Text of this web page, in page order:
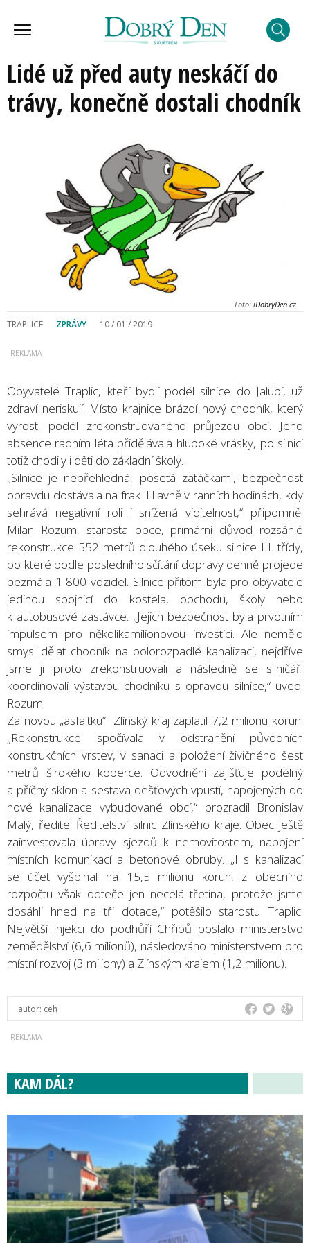
Lidé už před auty neskáčí do
trávy, konečně dostali chodník
Foto: iDobryDen.cz
TRAPLICE ZPRÁVY 10 / 01 / 2019
Obyvatelé Traplic, kteří bydlí podél silnice do Jalubí, už
zdraví neriskují! Místo krajnice brázdí nový chodník, který
vyrostl podél zrekonstruovaného průjezdu obcí. Jeho
absence radním léta přidělávala hluboké vrásky, po silnici
totiž chodily i děti do základní školy…
„Silnice je nepřehledná, posetá zatáčkami, bezpečnost
opravdu dostávala na frak. Hlavně v ranních hodinách, kdy
sehrává negativní roli i snížená viditelnost,“ připomněl
Milan Rozum, starosta obce, primární důvod rozsáhlé
rekonstrukce 552 metrů dlouhého úseku silnice III. třídy,
po které podle posledního sčítání dopravy denně projede
bezmála 1 800 vozidel. Silnice přitom byla pro obyvatele
jedinou spojnicí do kostela, obchodu, školy nebo
k autobusové zastávce. „Jejich bezpečnost byla prvotním
impulsem pro několikamilionovou investici. Ale nemělo
smysl dělat chodník na polorozpadlé kanalizaci, nejdříve
jsme ji proto zrekonstruovali a následně se silničáři
koordinovali výstavbu chodníku s opravou silnice,“ uvedl
Rozum.
Za novou „asfaltku“ Zlínský kraj zaplatil 7,2 milionu korun.
„Rekonstrukce spočívala v odstranění původních
konstrukčních vrstev, v sanaci a položení živičného šest
metrů širokého koberce. Odvodnění zajišťuje podélný
a příčný sklon a sestava dešťových vpustí, napojených do
nové kanalizace vybudované obcí,“ prozradil Bronislav
Malý, ředitel Ředitelství silnic Zlínského kraje. Obec ještě
zainvestovala úpravy sjezdů k nemovitostem, napojení
místních komunikací a betonové obruby. „I s kanalizací
se účet vyšplhal na 15,5 milionu korun, z obecního
rozpočtu však odteče jen necelá třetina, protože jsme
dosáhli hned na tři dotace,“ potěšilo starostu Traplic.
Největší injekci do podhůří Chřibů poslalo ministerstvo
zemědělství (6,6 milionů), následováno ministerstvem pro
místní rozvoj (3 miliony) a Zlínským krajem (1,2 milionu).
autor: ceh
KAM DÁL?